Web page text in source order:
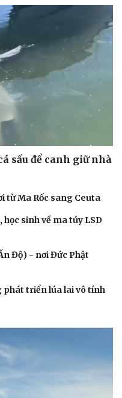
sấu để canh giữ nhà
từ Ma Rốc sang Ceuta
sinh về ma túy LSD
Độ) - nơi Đức Phật
phát triển lúa lai vô tính